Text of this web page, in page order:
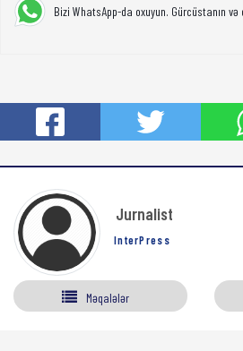
Bizi WhatsApp-da oxuyun. Gürcüstanın
Jurnalist
InterPress
Məqalələr